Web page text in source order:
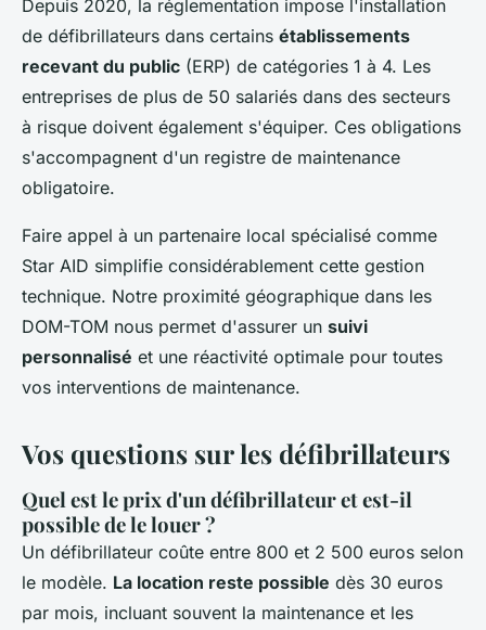
Depuis 2020, la réglementation impose l'installation
de défibrillateurs dans certains établissements
recevant du public (ERP) de catégories 1 à 4. Les
entreprises de plus de 50 salariés dans des secteurs
à risque doivent également s'équiper. Ces obligations
s'accompagnent d'un registre de maintenance
obligatoire.
Faire appel à un partenaire local spécialisé comme
Star AID simplifie considérablement cette gestion
technique. Notre proximité géographique dans les
DOM-TOM nous permet d'assurer un suivi
personnalisé et une réactivité optimale pour toutes
vos interventions de maintenance.
Vos questions sur les défibrillateurs
Quel est le prix d'un défibrillateur et est-il
possible de le louer ?
Un défibrillateur coûte entre 800 et 2 500 euros selon
le modèle. La location reste possible dès 30 euros
par mois, incluant souvent la maintenance et les